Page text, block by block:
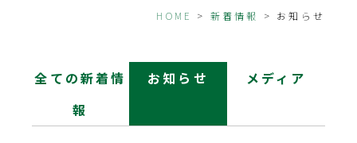
HOME > 新着情報 > お知らせ
全ての新着情
報
お知らせ メディア